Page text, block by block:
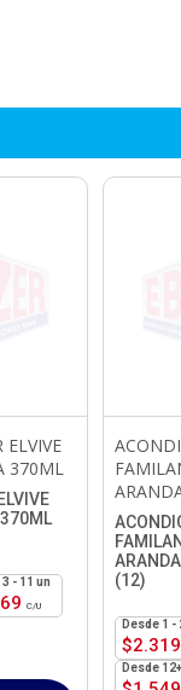
370ML
3 - 11 un
(12)
$2.319
1 -